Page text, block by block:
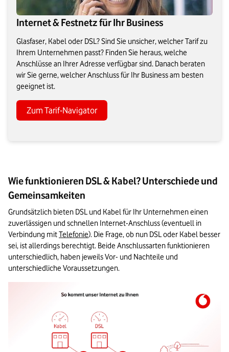
Internet & Festnetz für Ihr Business
Glasfaser, Kabel oder DSL? Sind Sie unsicher, welcher Tarif zu
Ihrem Unternehmen passt? Finden Sie heraus, welche
Anschlüsse an Ihrer Adresse verfügbar sind. Danach beraten
wir Sie gerne, welcher Anschluss für Ihr Business am besten
geeignet ist.
Zum Tarif-Navigator
Wie funktionieren DSL & Kabel? Unterschiede und
Gemeinsamkeiten
Grundsätzlich bieten DSL und Kabel für Ihr Unternehmen einen
zuverlässigen und schnellen Internet-Anschluss (eventuell in
Verbindung mit Telefonie). Die Frage, ob nun DSL oder Kabel besser
sei, ist allerdings berechtigt. Beide Anschlussarten funktionieren
unterschiedlich, haben jeweils Vor- und Nachteile und
unterschiedliche Voraussetzungen.